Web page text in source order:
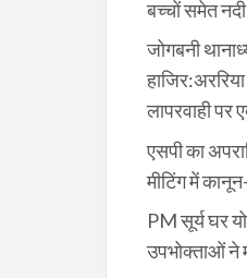
बच्चों समेत
जोगबनी
लापरवाही पर
एसपी का
मीटिंग में
PM सूर्य घर
उपभोक्ताओं ने